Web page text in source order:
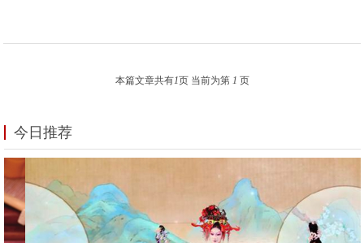
本篇文章共有1页 当前为第 1 页
今日推荐